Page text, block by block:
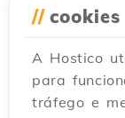
// cookies
A Hostico
para
tráfego e